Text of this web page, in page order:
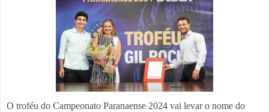
O troféu do Campeonato Paranaense 2024 vai levar o nome do